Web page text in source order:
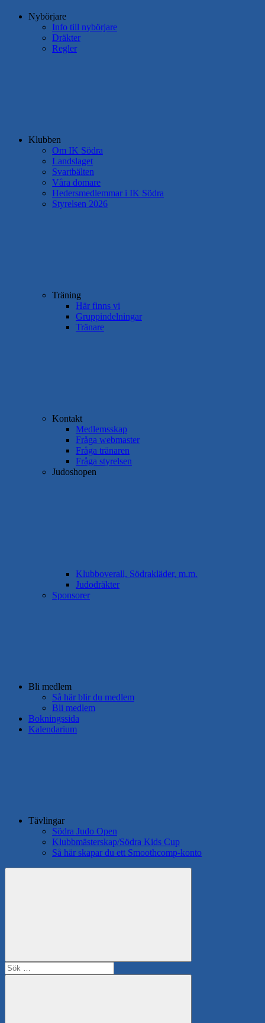
Nybörjare
Info till nybörjare
Dräkter
Regler
Klubben
Om IK Södra
Landslaget
Svartbälten
Våra domare
Hedersmedlemmar i IK Södra
Styrelsen 2026
Träning
Här finns vi
Gruppindelningar
Tränare
Kontakt
Medlemsskap
Fråga webmaster
Fråga tränaren
Fråga styrelsen
Judoshopen
Klubboverall, Södrakläder, m.m.
Judodräkter
Sponsorer
Bli medlem
Så här blir du medlem
Bli medlem
Bokningssida
Kalendarium
Tävlingar
Södra Judo Open
Klubbmästerskap/Södra Kids Cup
Så här skapar du ett Smoothcomp-konto
Search
Sök
efter: